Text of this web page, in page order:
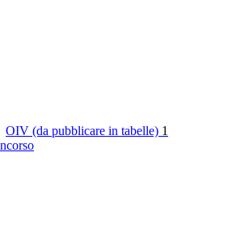
OIV (da pubblicare in tabelle) 1